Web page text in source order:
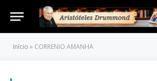
Início » CORRENIO AMANHA